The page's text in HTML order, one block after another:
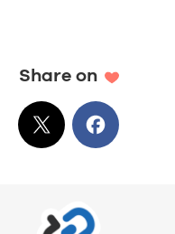
Share on
XでシェアFacebook